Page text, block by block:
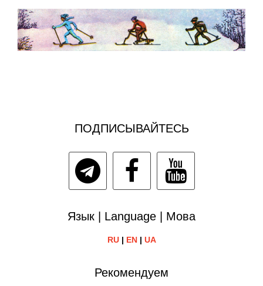
ПОДПИСЫВАЙТЕСЬ
Язык | Language | Мова
RU| EN| UA
Рекомендуем